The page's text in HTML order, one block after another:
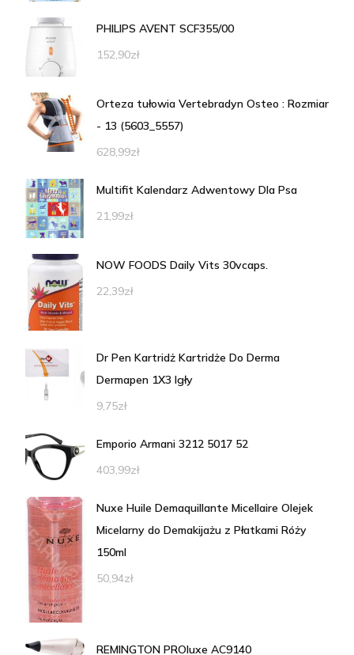
PHILIPS AVENT SCF355/00
152,90zł
Orteza tułowia Vertebradyn Osteo : Rozmiar
- 13 (5603_5557)
628,99zł
Multifit Kalendarz Adwentowy Dla Psa
21,99zł
NOW FOODS Daily Vits 30vcaps.
22,39zł
Dr Pen Kartridż Kartridże Do Derma
Dermapen 1X3 Igły
9,75zł
Emporio Armani 3212 5017 52
403,99zł
Nuxe Huile Demaquillante Micellaire Olejek
Micelarny do Demakijażu z Płatkami Róży
150ml
50,94zł
REMINGTON PROluxe AC9140